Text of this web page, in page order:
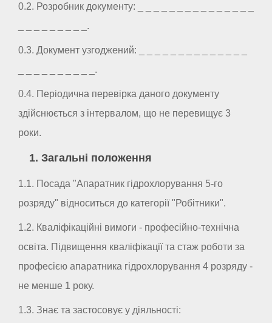
0.2. Розробник документу: _ _ _ _ _ _ _ _ _ _ _ _ _ _ _
_ _ _ _ _ _ _ _ _.
0.3. Документ узгоджений: _ _ _ _ _ _ _ _ _ _ _ _ _ _
_ _ _ _ _ _ _ _ _ _.
0.4. Періодична перевірка даного документу
здійснюється з інтервалом, що не перевищує 3
роки.
1. Загальні положення
1.1. Посада "Апаратник гідрохлорування 5-го
розряду" відноситься до категорії "Робітники".
1.2. Кваліфікаційні вимоги - професійно-технічна
освіта. Підвищення кваліфікації та стаж роботи за
професією апаратника гідрохлорування 4 розряду -
не менше 1 року.
1.3. Знає та застосовує у діяльності: